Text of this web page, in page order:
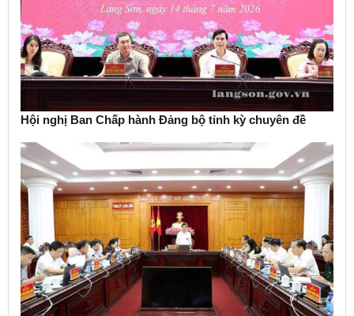
Hội nghị Ban Chấp hành Đảng bộ tỉnh kỳ chuyên đề